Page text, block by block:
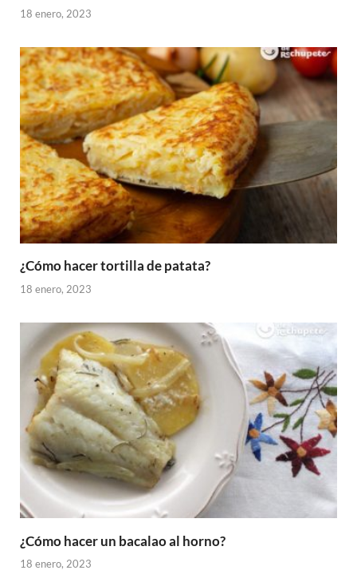
18 enero, 2023
¿Cómo hacer tortilla de patata?
18 enero, 2023
¿Cómo hacer un bacalao al horno?
18 enero, 2023